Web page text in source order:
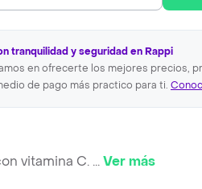
tranquilidad y seguridad en Rappi
en ofrecerte los mejores precios,
de pago más practico para ti.
vitamina C. ...Ver más